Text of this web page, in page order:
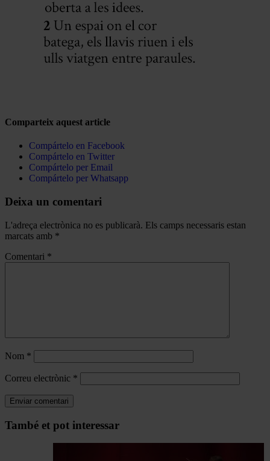
Comparteix aquest article
Compártelo en Facebook
Compártelo en Twitter
Compártelo per Email
Compártelo per Whatsapp
Deixa un comentari
L'adreça electrònica no es publicarà. Els camps necessaris estan
marcats amb *
Comentari *
Nom *
Correu electrònic *
Navegar
També et pot interessar